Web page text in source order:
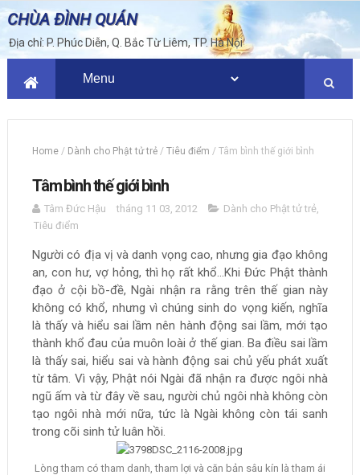
CHÙA ĐÌNH QUÁN
Địa chỉ: P. Phúc Diễn, Q. Bắc Từ Liêm, TP. Hà Nội
Home / Dành cho Phật tử trẻ / Tiêu điểm / Tâm bình thế giới bình
Tâm bình thế giới bình
Tâm Đức Hậu tháng 11 03, 2012 Dành cho Phật tử trẻ,
Tiêu điểm
Người có địa vị và danh vọng cao, nhưng gia đạo không
an, con hư, vợ hỏng, thì họ rất khổ...Khi Đức Phật thành
đạo ở cội bồ-đề, Ngài nhận ra rằng trên thế gian này
không có khổ, nhưng vì chúng sinh do vọng kiến, nghĩa
là thấy và hiểu sai lầm nên hành động sai lầm, mới tạo
thành khổ đau của muôn loài ở thế gian. Ba điều sai lầm
là thấy sai, hiểu sai và hành động sai chủ yếu phát xuất
từ tâm. Vì vậy, Phật nói Ngài đã nhận ra được ngôi nhà
ngũ ấm và từ đây về sau, người chủ ngôi nhà không còn
tạo ngôi nhà mới nữa, tức là Ngài không còn tái sanh
trong cõi sinh tử luân hồi.
Lòng tham có tham danh, tham lợi và căn bản sâu kín là tham ái